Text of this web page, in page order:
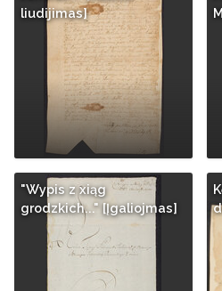
liudijimas]
"Wypis z xiąg
grodzkich..." [Įgaliojmas]